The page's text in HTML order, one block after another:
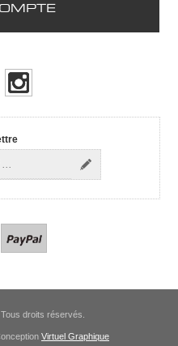
droits réservés.
Virtuel Graphique